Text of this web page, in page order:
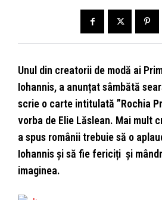
Unul din creatorii de modă ai
Iohannis, a anunțat sâmbătă
scrie o carte intitulată ”Rochia
vorba de Elie Lăslean. Mai mult
a spus românii trebuie să o
Iohannis și să fie fericiți și
imaginea.